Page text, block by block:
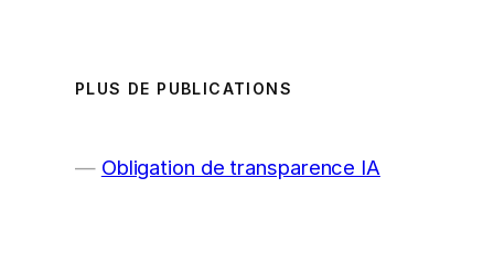
PLUS DE PUBLICATIONS
Obligation de transparence IA